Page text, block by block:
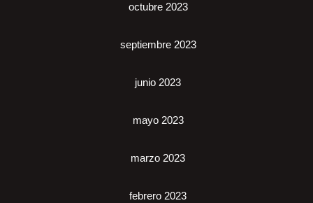
octubre 2023
septiembre 2023
junio 2023
mayo 2023
marzo 2023
febrero 2023